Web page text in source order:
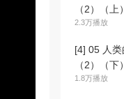
（2）（上）
2.3万播放
[4] 05 人
（2）（下）
1.8万播放